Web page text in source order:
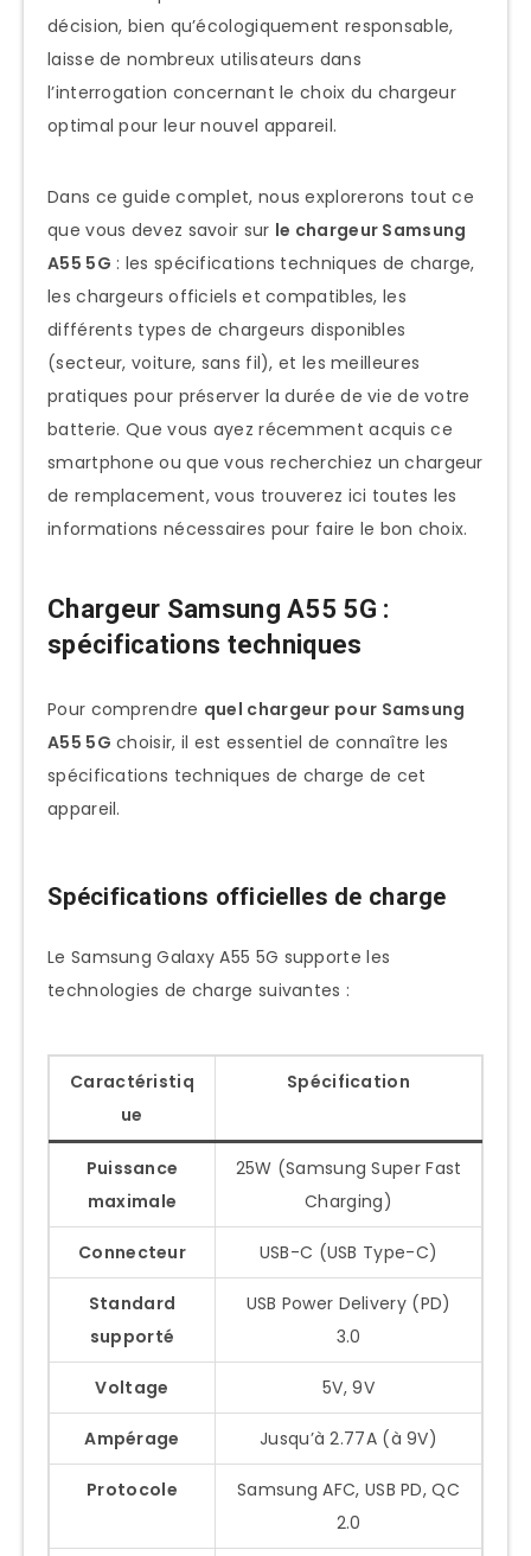
Comparatif des meilleurs chargeurs
Samsung A55 5G
Problèmes fréquents et solutions
Questions fréquentes
complémentaires
Conclusion
décision, bien qu’écologiquement responsable,
laisse de nombreux utilisateurs dans
l’interrogation concernant le choix du chargeur
optimal pour leur nouvel appareil.
Dans ce guide complet, nous explorerons tout ce
que vous devez savoir sur le chargeur Samsung
A55 5G : les spécifications techniques de charge,
les chargeurs officiels et compatibles, les
différents types de chargeurs disponibles
(secteur, voiture, sans fil), et les meilleures
pratiques pour préserver la durée de vie de votre
batterie. Que vous ayez récemment acquis ce
smartphone ou que vous recherchiez un chargeur
de remplacement, vous trouverez ici toutes les
informations nécessaires pour faire le bon choix.
Chargeur Samsung A55 5G :
spécifications techniques
Pour comprendre quel chargeur pour Samsung
A55 5G choisir, il est essentiel de connaître les
spécifications techniques de charge de cet
appareil.
Spécifications officielles de charge
Le Samsung Galaxy A55 5G supporte les
technologies de charge suivantes :
Caractéristiq
ue
Spécification
Puissance
maximale
25W (Samsung Super Fast
Charging)
Connecteur USB-C (USB Type-C)
Standard
supporté
USB Power Delivery (PD)
3.0
Voltage 5V, 9V
Ampérage Jusqu’à 2.77A (à 9V)
Protocole
Samsung AFC, USB PD, QC
2.0